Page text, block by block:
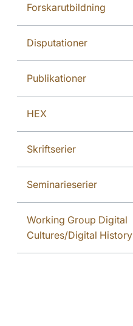
Forskarutbildning
Disputationer
Publikationer
HEX
Skriftserier
Seminarieserier
Working Group Digital
Cultures/Digital History